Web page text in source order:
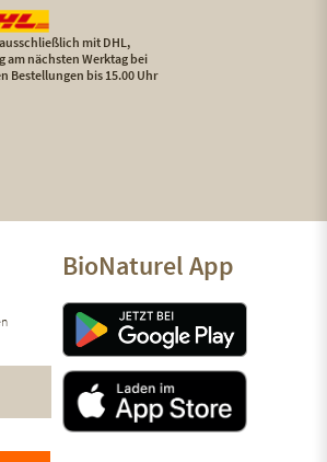
mit DHL,
am nächsten Werktag bei
Bestellungen bis 15.00 Uhr
BioNaturel App